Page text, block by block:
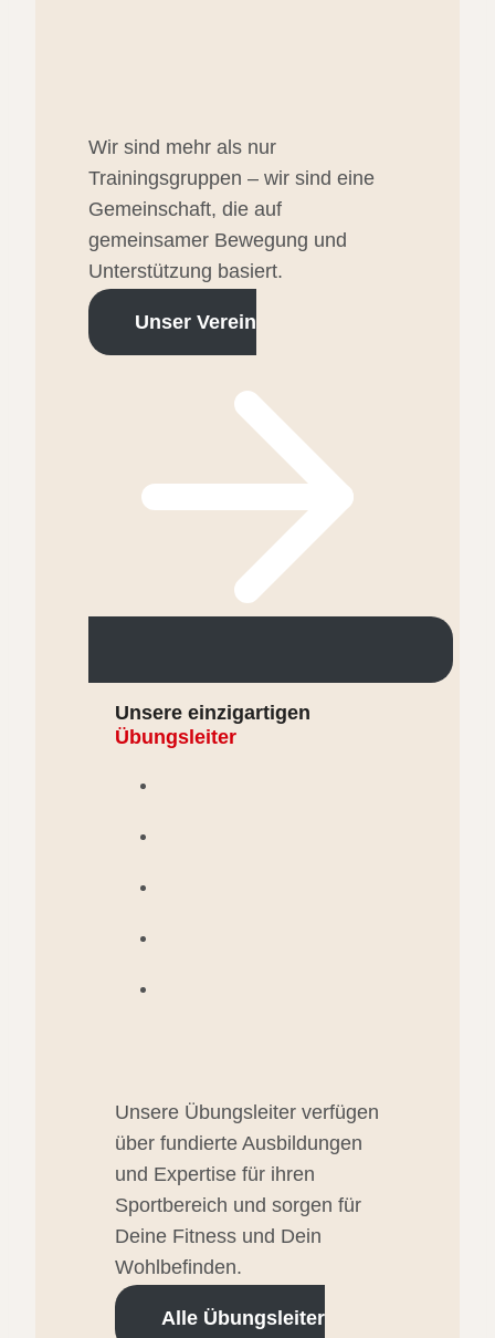
Wir sind mehr als nur
Trainingsgruppen – wir sind eine
Gemeinschaft, die auf
gemeinsamer Bewegung und
Unterstützung basiert.
Unser Verein
Unsere einzigartigen
Übungsleiter
Unsere Übungsleiter verfügen
über fundierte Ausbildungen
und Expertise für ihren
Sportbereich und sorgen für
Deine Fitness und Dein
Wohlbefinden.
Alle Übungsleiter